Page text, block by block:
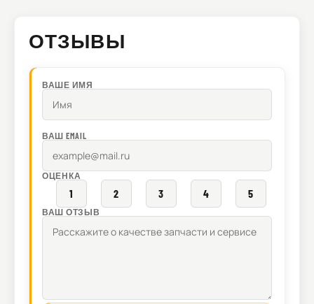
ОТЗЫВЫ
ВАШЕ ИМЯ
ВАШ EMAIL
ОЦЕНКА
1 2 3 4 5
ВАШ ОТЗЫВ